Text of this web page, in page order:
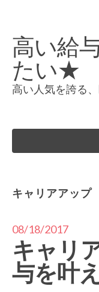
content
高い給
たい★
高い人気を誇る
キャリアアップ
08/18/2017
キャリ
与を叶